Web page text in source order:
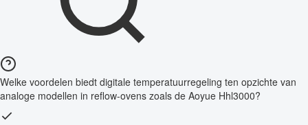
Welke voordelen biedt digitale temperatuurregeling ten opzichte van
analoge modellen in reflow-ovens zoals de Aoyue Hhl3000?